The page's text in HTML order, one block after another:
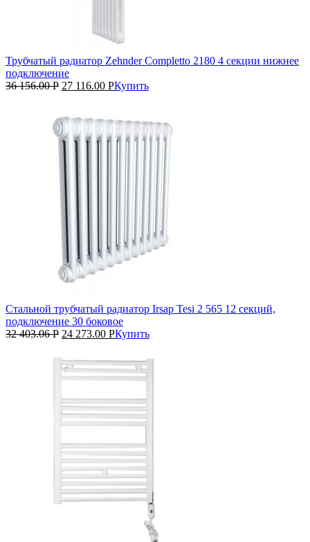
Трубчатый радиатор Zehnder Completto 2180 4 секции нижнее
подключение
36 156.00Р 27 116.00 РКупить
Стальной трубчатый радиатор Irsap Tesi 2 565 12 секций,
подключение 30 боковое
32 403.06Р 24 273.00 РКупить